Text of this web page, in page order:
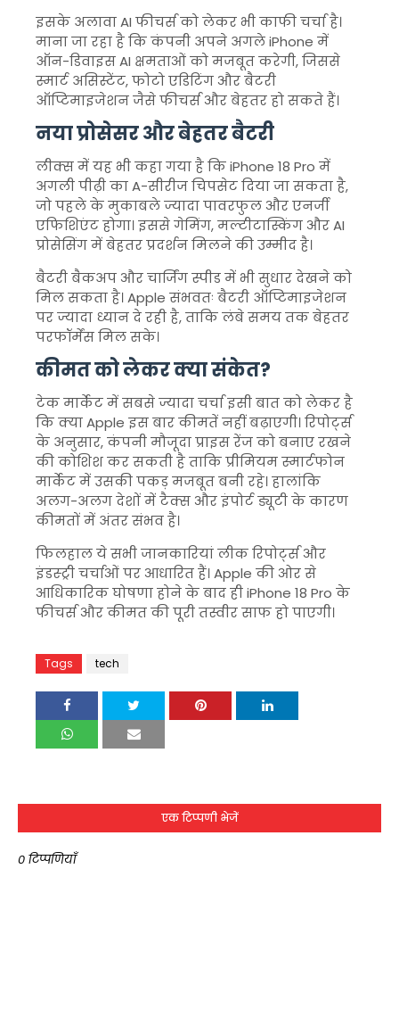
इसके अलावा AI फीचर्स को लेकर भी काफी चर्चा है।
माना जा रहा है कि कंपनी अपने अगले iPhone में
ऑन-डिवाइस AI क्षमताओं को मजबूत करेगी, जिससे
स्मार्ट असिस्टेंट, फोटो एडिटिंग और बैटरी
ऑप्टिमाइजेशन जैसे फीचर्स और बेहतर हो सकते हैं।
नया प्रोसेसर और बेहतर बैटरी
लीक्स में यह भी कहा गया है कि iPhone 18 Pro में
अगली पीढ़ी का A-सीरीज चिपसेट दिया जा सकता है,
जो पहले के मुकाबले ज्यादा पावरफुल और एनर्जी
एफिशिएंट होगा। इससे गेमिंग, मल्टीटास्किंग और AI
प्रोसेसिंग में बेहतर प्रदर्शन मिलने की उम्मीद है।
बैटरी बैकअप और चार्जिंग स्पीड में भी सुधार देखने को
मिल सकता है। Apple संभवतः बैटरी ऑप्टिमाइजेशन
पर ज्यादा ध्यान दे रही है, ताकि लंबे समय तक बेहतर
परफॉर्मेंस मिल सके।
कीमत को लेकर क्या संकेत?
टेक मार्केट में सबसे ज्यादा चर्चा इसी बात को लेकर है
कि क्या Apple इस बार कीमतें नहीं बढ़ाएगी। रिपोर्ट्स
के अनुसार, कंपनी मौजूदा प्राइस रेंज को बनाए रखने
की कोशिश कर सकती है ताकि प्रीमियम स्मार्टफोन
मार्केट में उसकी पकड़ मजबूत बनी रहे। हालांकि
अलग-अलग देशों में टैक्स और इंपोर्ट ड्यूटी के कारण
कीमतों में अंतर संभव है।
फिलहाल ये सभी जानकारियां लीक रिपोर्ट्स और
इंडस्ट्री चर्चाओं पर आधारित हैं। Apple की ओर से
आधिकारिक घोषणा होने के बाद ही iPhone 18 Pro के
फीचर्स और कीमत की पूरी तस्वीर साफ हो पाएगी।
Tags tech
एक टिप्पणी भेजें
0 टिप्पणियाँ